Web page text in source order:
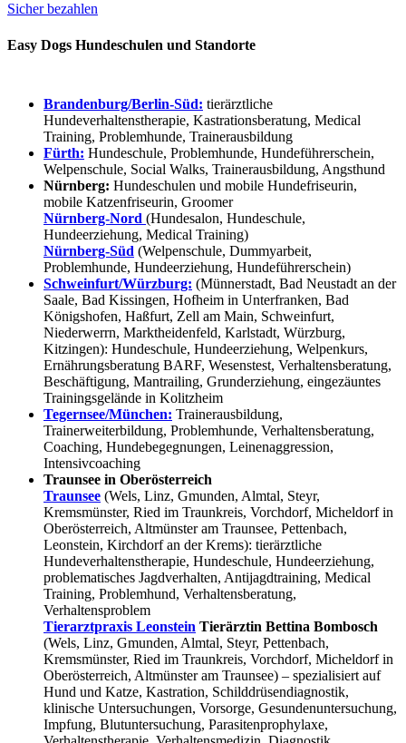
Sicher bezahlen
Easy Dogs Hundeschulen und Standorte
Brandenburg/Berlin-Süd: tierärztliche
Hundeverhaltenstherapie, Kastrationsberatung, Medical
Training, Problemhunde, Trainerausbildung
Fürth: Hundeschule, Problemhunde, Hundeführerschein,
Welpenschule, Social Walks, Trainerausbildung, Angsthund
Nürnberg: Hundeschulen und mobile Hundefriseurin,
mobile Katzenfriseurin, Groomer
Nürnberg-Nord (Hundesalon, Hundeschule,
Hundeerziehung, Medical Training)
Nürnberg-Süd (Welpenschule, Dummyarbeit,
Problemhunde, Hundeerziehung, Hundeführerschein)
Schweinfurt/Würzburg: (Münnerstadt, Bad Neustadt an der
Saale, Bad Kissingen, Hofheim in Unterfranken, Bad
Königshofen, Haßfurt, Zell am Main, Schweinfurt,
Niederwerrn, Marktheidenfeld, Karlstadt, Würzburg,
Kitzingen): Hundeschule, Hundeerziehung, Welpenkurs,
Ernährungsberatung BARF, Wesenstest, Verhaltensberatung,
Beschäftigung, Mantrailing, Grunderziehung, eingezäuntes
Trainingsgelände in Kolitzheim
Tegernsee/München: Trainerausbildung,
Trainerweiterbildung, Problemhunde, Verhaltensberatung,
Coaching, Hundebegegnungen, Leinenaggression,
Intensivcoaching
Traunsee in Oberösterreich
Traunsee (Wels, Linz, Gmunden, Almtal, Steyr,
Kremsmünster, Ried im Traunkreis, Vorchdorf, Micheldorf in
Oberösterreich, Altmünster am Traunsee, Pettenbach,
Leonstein, Kirchdorf an der Krems): tierärztliche
Hundeverhaltenstherapie, Hundeschule, Hundeerziehung,
problematisches Jagdverhalten, Antijagdtraining, Medical
Training, Problemhund, Verhaltensberatung,
Verhaltensproblem
Tierarztpraxis Leonstein Tierärztin Bettina Bombosch
(Wels, Linz, Gmunden, Almtal, Steyr, Pettenbach,
Kremsmünster, Ried im Traunkreis, Vorchdorf, Micheldorf in
Oberösterreich, Altmünster am Traunsee) – spezialisiert auf
Hund und Katze, Kastration, Schilddrüsendiagnostik,
klinische Untersuchungen, Vorsorge, Gesundenuntersuchung,
Impfung, Blutuntersuchung, Parasitenprophylaxe,